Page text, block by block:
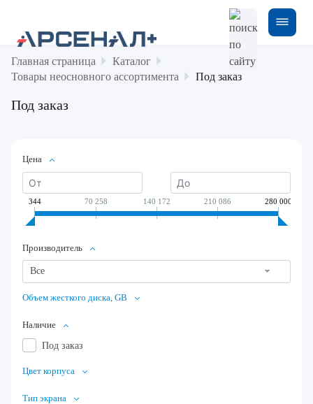
Главная страница
Каталог
Товары неосновного ассортимента
Под заказ
Под заказ
Цена
344 70 258 140 172 210 086 280 000
Производитель
Все
Объем жесткого диска, GB
Наличие
Под заказ
Цвет корпуса
Тип экрана